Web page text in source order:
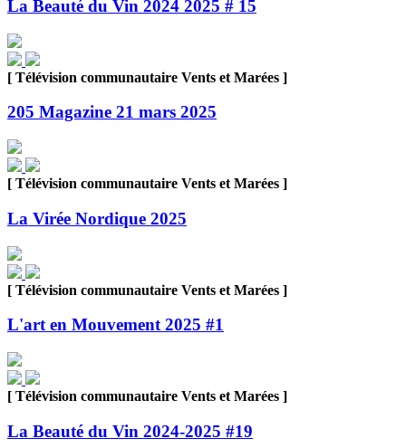
La Beauté du Vin 2024 2025 # 15
[ Télévision communautaire Vents et Marées ]
205 Magazine 21 mars 2025
[ Télévision communautaire Vents et Marées ]
La Virée Nordique 2025
[ Télévision communautaire Vents et Marées ]
L'art en Mouvement 2025 #1
[ Télévision communautaire Vents et Marées ]
La Beauté du Vin 2024-2025 #19